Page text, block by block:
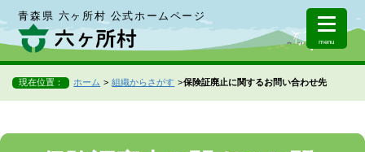
青森県 六ヶ所村 公式ホームページ
menu
現在位置： ホーム 組織からさがす 保険証廃止に関するお問い合わせ先